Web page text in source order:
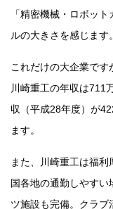
「精密機械・ロボッ
ルの大きさを感じます。
これだけの大企業です
川崎重工の年収は711
収（平成28年度）が
ます。
また、川崎重工は福
国各地の通勤しやすい
ツ施設も完備。クラ